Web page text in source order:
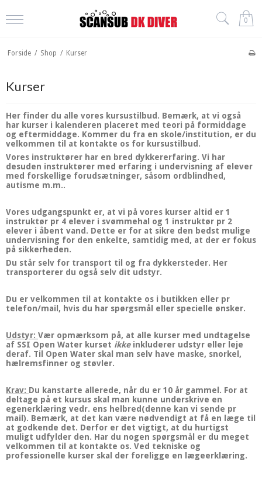
0
Forside / Shop / Kurser
Kurser
Her finder du alle vores kursustilbud. Bemærk, at vi også
har kurser i kalenderen placeret med teori på formiddage
og eftermiddage. Kommer du fra en skole/institution, er du
velkommen til at kontakte os for kursustilbud.
Vores instruktører har en bred dykkererfaring. Vi har
desuden instruktører med erfaring i undervisning af elever
med forskellige forudsætninger, såsom ordblindhed,
autisme m.m..
Vores udgangspunkt er, at vi på vores kurser altid er 1
instruktør pr 4 elever i svømmehal og 1 instruktør pr 2
elever i åbent vand. Dette er for at sikre den bedst mulige
undervisning for den enkelte, samtidig med, at der er fokus
på sikkerheden.
Du står selv for transport til og fra dykkersteder. Her
transporterer du også selv dit udstyr.
Du er velkommen til at kontakte os i butikken eller pr
telefon/mail, hvis du har spørgsmål eller specielle ønsker.
Udstyr: Vær opmærksom på, at alle kurser med undtagelse
af SSI Open Water kurset ikkeinkluderer udstyr eller leje
deraf. Til Open Water skal man selv have maske, snorkel,
hælremsfinner og støvler.
Krav: Du kanstarte allerede, når du er 10 år gammel. For at
deltage på et kursus skal man kunne underskrive en
egenerklæring vedr. ens helbred(denne kan vi sende pr
mail). Bemærk, at det kan være nødvendigt at få en læge til
at godkende det. Derfor er det vigtigt, at du hurtigst
muligt udfylder den. Har du nogen spørgsmål er du meget
velkommen til at kontakte os. Ved tekniske og
professionelle kurser skal der foreligge en lægeerklæring.